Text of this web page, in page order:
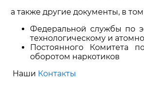
а также другие документы, в
Федеральной службы по
технологическому и
Постоянного Комитета
оборотом наркотиков
Наши Контакты